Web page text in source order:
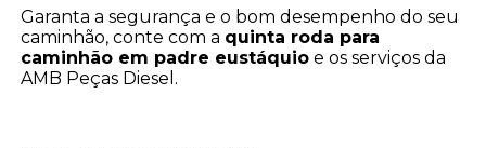
Garanta a segurança e o bom desempenho do seu
caminhão, conte com a quinta roda para
caminhão em padre eustáquio e os serviços da
AMB Peças Diesel.